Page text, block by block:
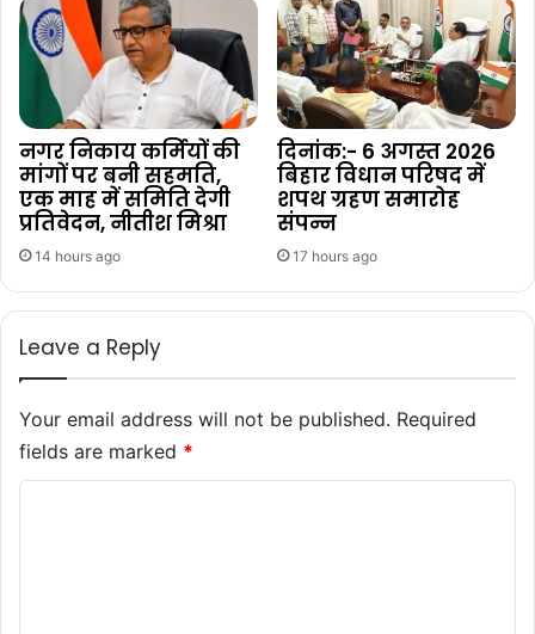
नगर निकाय कर्मियों की
मांगों पर बनी सहमति,
एक माह में समिति देगी
प्रतिवेदन, नीतीश मिश्रा
14 hours ago
दिनांक:- 6 अगस्त 2026
बिहार विधान परिषद में
शपथ ग्रहण समारोह
संपन्न
17 hours ago
Leave a Reply
Your email address will not be published. Required
fields are marked *